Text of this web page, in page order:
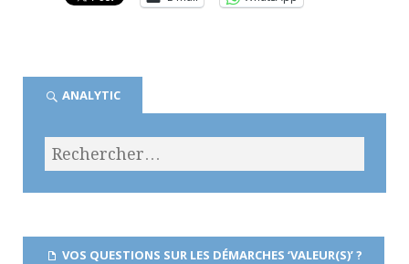
ANALYTIC
VOS QUESTIONS SUR LES DÉMARCHES ‘VALEUR(S)’ ?